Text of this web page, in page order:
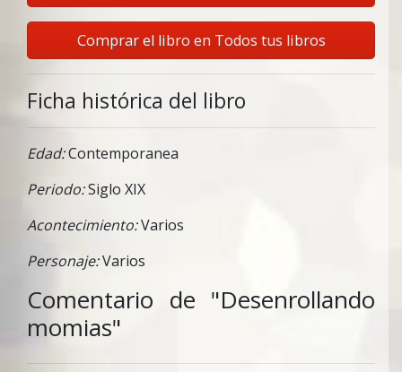
Comprar el libro en Todos tus libros
Ficha histórica del libro
Edad:Contemporanea
Periodo:Siglo XIX
Acontecimiento:Varios
Personaje:Varios
Comentario de "Desenrollando
momias"